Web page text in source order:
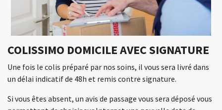
COLISSIMO DOMICILE AVEC SIGNATURE
Une fois le colis préparé par nos soins, il vous sera livré dans
un délai indicatif de 48h et remis contre signature.
Si vous êtes absent, un avis de passage vous sera déposé vous